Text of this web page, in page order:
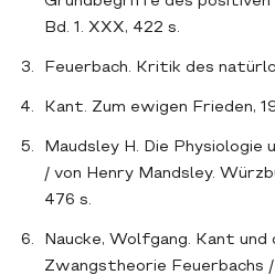
Bd. 1. XXX, 422 s.
Feuerbach. Kritik des
Kant. Zum ewigen Frieden,
Maudsley H. Die Physiologie
/ von Henry Mandsley.
476 s.
Naucke, Wolfgang. Kant und
Zwangstheorie Feuerbachs